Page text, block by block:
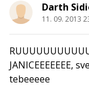
Darth
11. 09. 2013
JANICEEEEEEE,
tebeeeee